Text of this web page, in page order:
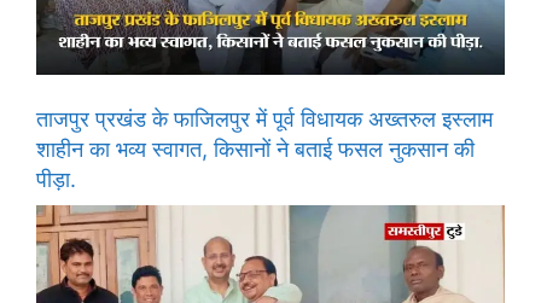
ताजपुर प्रखंड के फाजिलपुर में पूर्व विधायक अख्तरुल इस्लाम
शाहीन का भव्य स्वागत, किसानों ने बताई फसल नुकसान की
पीड़ा.